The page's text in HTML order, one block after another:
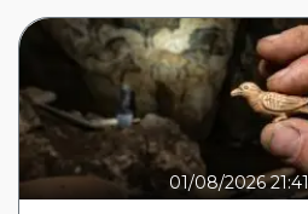
01/08/2026 21:41